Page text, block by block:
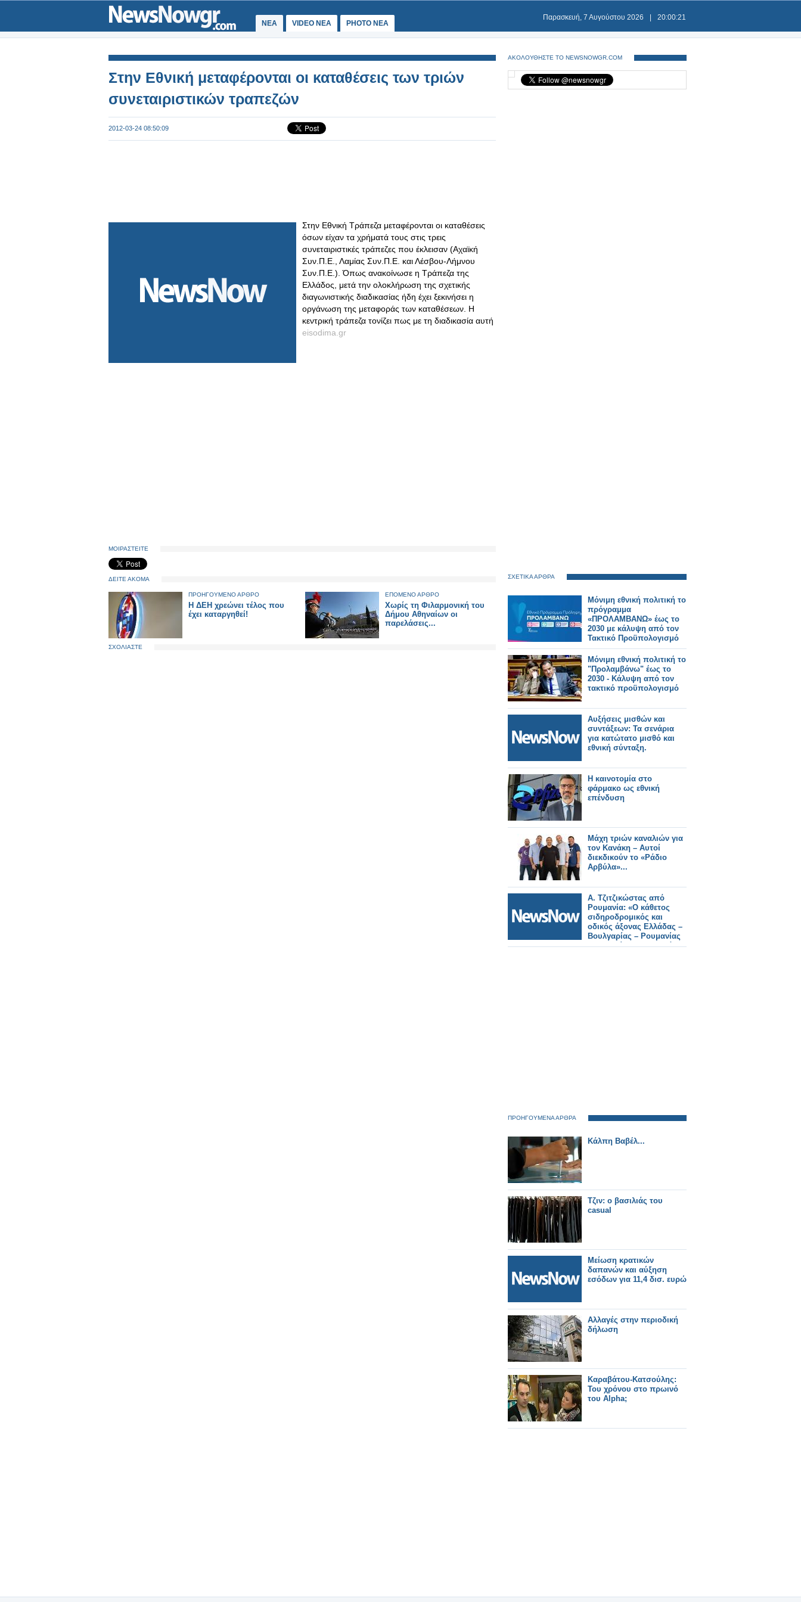
ΝΕΑ VIDEO NEA PHOTO NEA
Παρασκευή, 7 Αυγούστου 2026 20:00:21
Στην Εθνική μεταφέρονται οι καταθέσεις των τριών
συνεταιριστικών τραπεζών
2012-03-24 08:50:09
Στην Εθνική Τράπεζα μεταφέρονται οι καταθέσεις
όσων είχαν τα χρήματά τους στις τρεις
συνεταιριστικές τράπεζες που έκλεισαν (Αχαϊκή
Συν.Π.Ε., Λαμίας Συν.Π.Ε. και Λέσβου-Λήμνου
Συν.Π.Ε.). Όπως ανακοίνωσε η Τράπεζα της
Ελλάδος, μετά την ολοκλήρωση της σχετικής
διαγωνιστικής διαδικασίας ήδη έχει ξεκινήσει η
οργάνωση της μεταφοράς των καταθέσεων. Η
κεντρική τράπεζα τονίζει πως με τη διαδικασία αυτή
eisodima.gr
ΜΟΙΡΑΣΤΕΙΤΕ
ΔΕΙΤΕ ΑΚΟΜΑ
ΠΡΟΗΓΟΥΜΕΝΟ ΑΡΘΡΟ
Η ΔΕΗ χρεώνει τέλος που
έχει καταργηθεί!
ΕΠΟΜΕΝΟ ΑΡΘΡΟ
Χωρίς τη Φιλαρμονική του
Δήμου Αθηναίων οι
παρελάσεις...
ΣΧΟΛΙΑΣΤΕ
ΑΚΟΛΟΥΘΗΣΤΕ ΤΟ NEWSNOWGR.COM
ΣΧΕΤΙΚΑ ΑΡΘΡΑ
Μόνιμη εθνική πολιτική το
πρόγραμμα
«ΠΡΟΛΑΜΒΑΝΩ» έως το
2030 με κάλυψη από τον
Τακτικό Προϋπολογισμό
Μόνιμη εθνική πολιτική το
"Προλαμβάνω" έως το
2030 - Κάλυψη από τον
τακτικό προϋπολογισμό
Αυξήσεις μισθών και
συντάξεων: Τα σενάρια
για κατώτατο μισθό και
εθνική σύνταξη.
Η καινοτομία στο
φάρμακο ως εθνική
επένδυση
Μάχη τριών καναλιών για
τον Κανάκη – Αυτοί
διεκδικούν το «Ράδιο
Αρβύλα»...
Α. Τζιτζικώστας από
Ρουμανία: «Ο κάθετος
σιδηροδρομικός και
οδικός άξονας Ελλάδας –
Βουλγαρίας – Ρουμανίας
αναβαθμίζει σημαντικά
ΠΡΟΗΓΟΥΜΕΝΑ ΑΡΘΡΑ
Κάλπη Βαβέλ...
Τζιν: o βασιλιάς του
casual
Μείωση κρατικών
δαπανών και αύξηση
εσόδων για 11,4 δισ. ευρώ
Αλλαγές στην περιοδική
δήλωση
Καραβάτου-Κατσούλης:
Του χρόνου στο πρωινό
του Alpha;